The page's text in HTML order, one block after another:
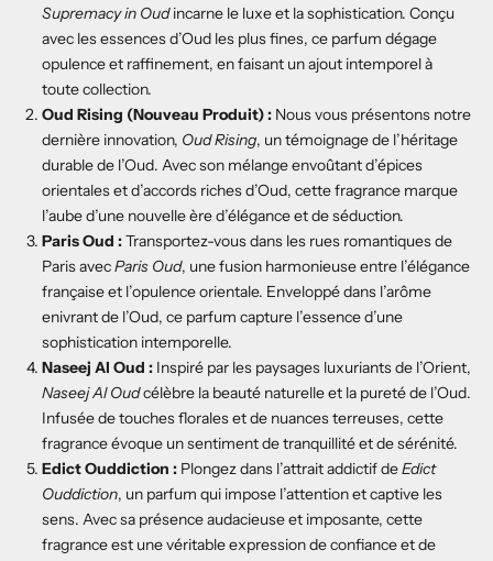
Supremacy in Oudincarne le luxe et la sophistication. Conçu
avec les essences d’Oud les plus fines, ce parfum dégage
opulence et raffinement, en faisant un ajout intemporel à
toute collection.
Oud Rising (Nouveau Produit) : Nous vous présentons notre
dernière innovation, Oud Rising, un témoignage de l’héritage
durable de l’Oud. Avec son mélange envoûtant d’épices
orientales et d’accords riches d’Oud, cette fragrance marque
l’aube d’une nouvelle ère d’élégance et de séduction.
Paris Oud :Transportez-vous dans les rues romantiques de
Paris avecParis Oud, une fusion harmonieuse entre l’élégance
française et l’opulence orientale. Enveloppé dans l’arôme
enivrant de l’Oud, ce parfum capture l’essence d’une
sophistication intemporelle.
Naseej Al Oud : Inspiré par les paysages luxuriants de l’Orient,
Naseej Al Oudcélèbre la beauté naturelle et la pureté de l’Oud.
Infusée de touches florales et de nuances terreuses, cette
fragrance évoque un sentiment de tranquillité et de sérénité.
Edict Ouddiction : Plongez dans l’attrait addictif deEdict
Ouddiction, un parfum qui impose l’attention et captive les
sens. Avec sa présence audacieuse et imposante, cette
fragrance est une véritable expression de confiance et de